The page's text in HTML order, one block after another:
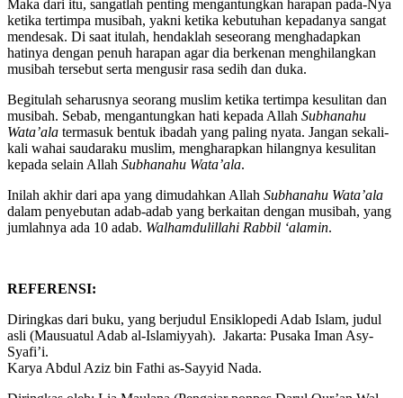
Maka dari itu, sangatlah penting mengantungkan harapan pada-Nya
ketika tertimpa musibah, yakni ketika kebutuhan kepadanya sangat
mendesak. Di saat itulah, hendaklah seseorang menghadapkan
hatinya dengan penuh harapan agar dia berkenan menghilangkan
Begitulah seharusnya seorang muslim ketika tertimpa kesulitan dan
musibah. Sebab, mengantungkan hati kepada AllahSubhanahu
Wata’alatermasuk bentuk ibadah yang paling nyata. Jangan sekali-
kali wahai saudaraku muslim, mengharapkan hilangnya kesulitan
Inilah akhir dari apa yang dimudahkan Allah Subhanahu Wata’ala
dalam penyebutan adab-adab yang berkaitan dengan musibah, yang
Diringkas dari buku, yang berjudul Ensiklopedi Adab Islam, judul
asli (Mausuatul Adab al-Islamiyyah). Jakarta: Pusaka Iman Asy-
Syafi’i.